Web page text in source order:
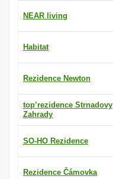
NEAR living
Habitat
Rezidence Newton
top’rezidence Strnadovy
Zahrady
SO-HO Rezidence
Rezidence Čámovka